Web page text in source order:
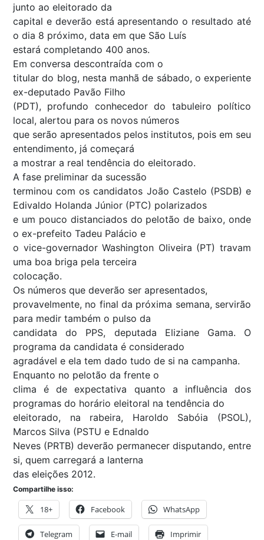
junto ao eleitorado da
capital e deverão está apresentando o resultado até
o dia 8 próximo, data em que São Luís
estará completando 400 anos.
Em conversa descontraída com o
titular do blog, nesta manhã de sábado, o experiente
ex-deputado Pavão Filho
(PDT), profundo conhecedor do tabuleiro político
local, alertou para os novos números
que serão apresentados pelos institutos, pois em seu
entendimento, já começará
a mostrar a real tendência do eleitorado.
A fase preliminar da sucessão
terminou com os candidatos João Castelo (PSDB) e
Edivaldo Holanda Júnior (PTC) polarizados
e um pouco distanciados do pelotão de baixo, onde
o ex-prefeito Tadeu Palácio e
o vice-governador Washington Oliveira (PT) travam
uma boa briga pela terceira
colocação.
Os números que deverão ser apresentados,
provavelmente, no final da próxima semana, servirão
para medir também o pulso da
candidata do PPS, deputada Eliziane Gama. O
programa da candidata é considerado
agradável e ela tem dado tudo de si na campanha.
Enquanto no pelotão da frente o
clima é de expectativa quanto a influência dos
programas do horário eleitoral na tendência do
eleitorado, na rabeira, Haroldo Sabóia (PSOL),
Marcos Silva (PSTU e Ednaldo
Neves (PRTB) deverão permanecer disputando, entre
si, quem carregará a lanterna
das eleições 2012.
Compartilhe isso:
18+ Facebook WhatsApp
Telegram E-mail Imprimir